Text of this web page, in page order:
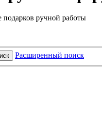
ручной работы
Расширенный поиск